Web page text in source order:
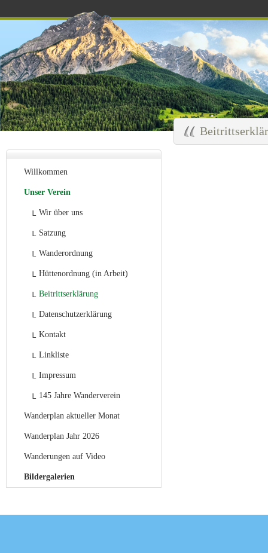
Willkommen
Unser Verein
Wir über uns
Satzung
Wanderordnung
Hüttenordnung (in Arbeit)
Beitrittserklärung
Datenschutzerklärung
Kontakt
Linkliste
Impressum
145 Jahre Wanderverein
Wanderplan aktueller Monat
Wanderplan Jahr 2026
Wanderungen auf Video
Bildergalerien